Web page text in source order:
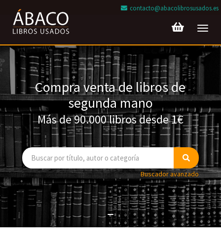
contacto@abacolibrosusados.es
Compra venta de libros de
segunda mano
Más de 90.000 libros desde 1€
Buscador avanzado